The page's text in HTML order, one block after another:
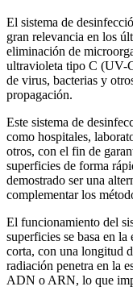
El sistema de
gran relevancia en los
eliminación de
ultravioleta tipo C (UV-
de virus, bacterias y
propagación.
Este sistema de
como hospitales,
otros, con el fin de
superficies de forma
demostrado ser una
complementar los
El funcionamiento del
superficies se basa en
corta, con una longitud
radiación penetra en la
ADN o ARN, lo que